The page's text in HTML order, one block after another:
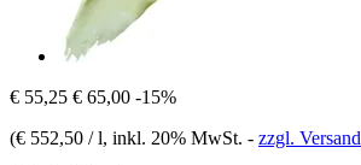
€ 55,25 € 65,00 -15%
(€ 552,50 / l, inkl. 20% MwSt. - zzgl. Versand